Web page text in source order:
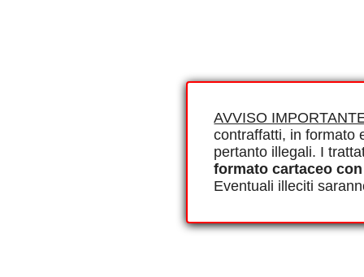
AVVISO
contraffatti, in formato
pertanto illegali. I
formato cartaceo
Eventuali illeciti